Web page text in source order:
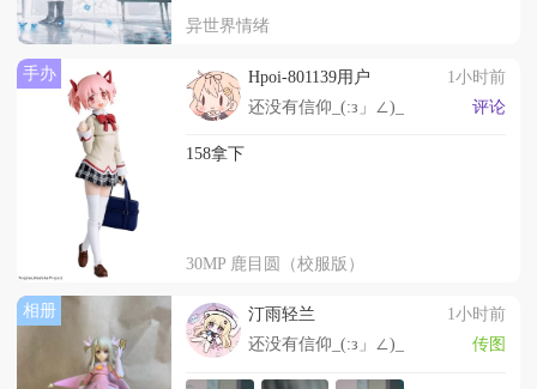
异世界情绪
手办 Hpoi-801139用户
1小时前
还没有信仰_(:з」∠)_
评论
158拿下
30MP 鹿目圆（校服版）
相册 汀雨轻兰
1小时前
还没有信仰_(:з」∠)_
传图